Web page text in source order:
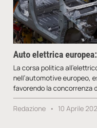
Auto elettrica
La corsa politica
nell’automotive europeo,
favorendo la concorrenza
Redazione 10 Aprile